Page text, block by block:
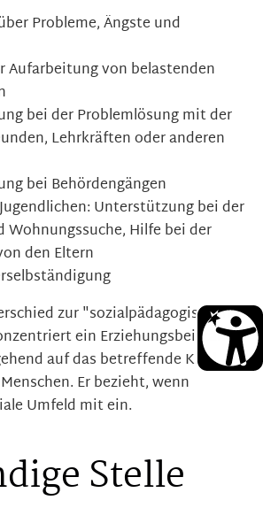
Probleme, Ängste und
Aufarbeitung von belastenden
bei der Problemlösung mit der
Lehrkräften oder anderen
bei Behördengängen
Unterstützung bei der
Wohnungssuche, Hilfe bei der
den Eltern
zur "sozialpädagogischen
ein Erziehungsbeistand
auf das betreffende Kind
Er bezieht, wenn
Umfeld mit ein.
Stelle